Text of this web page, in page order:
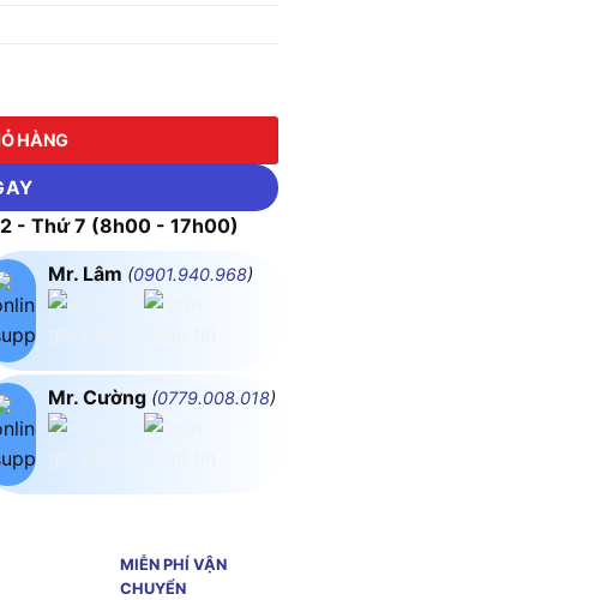
4.5kA Schneider số lượng
HÀNG
2 - Thứ 7 (8h00 - 17h00)
Mr. Lâm (0901.940.968)
Mr. Cường (0779.008.018)
MIỄN PHÍ VẬN
CHUYỂN